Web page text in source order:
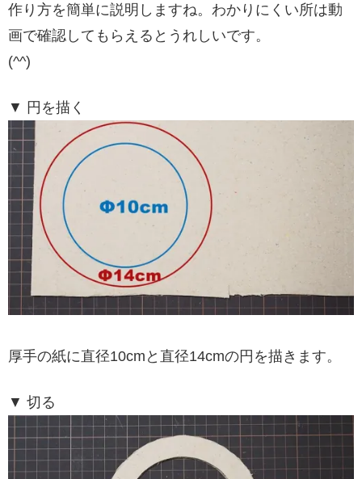
作り方を簡単に説明しますね。わかりにくい所は動
画で確認してもらえるとうれしいです。
(^^)
▼ 円を描く
厚手の紙に直径10cmと直径14cmの円を描きます。
▼ 切る